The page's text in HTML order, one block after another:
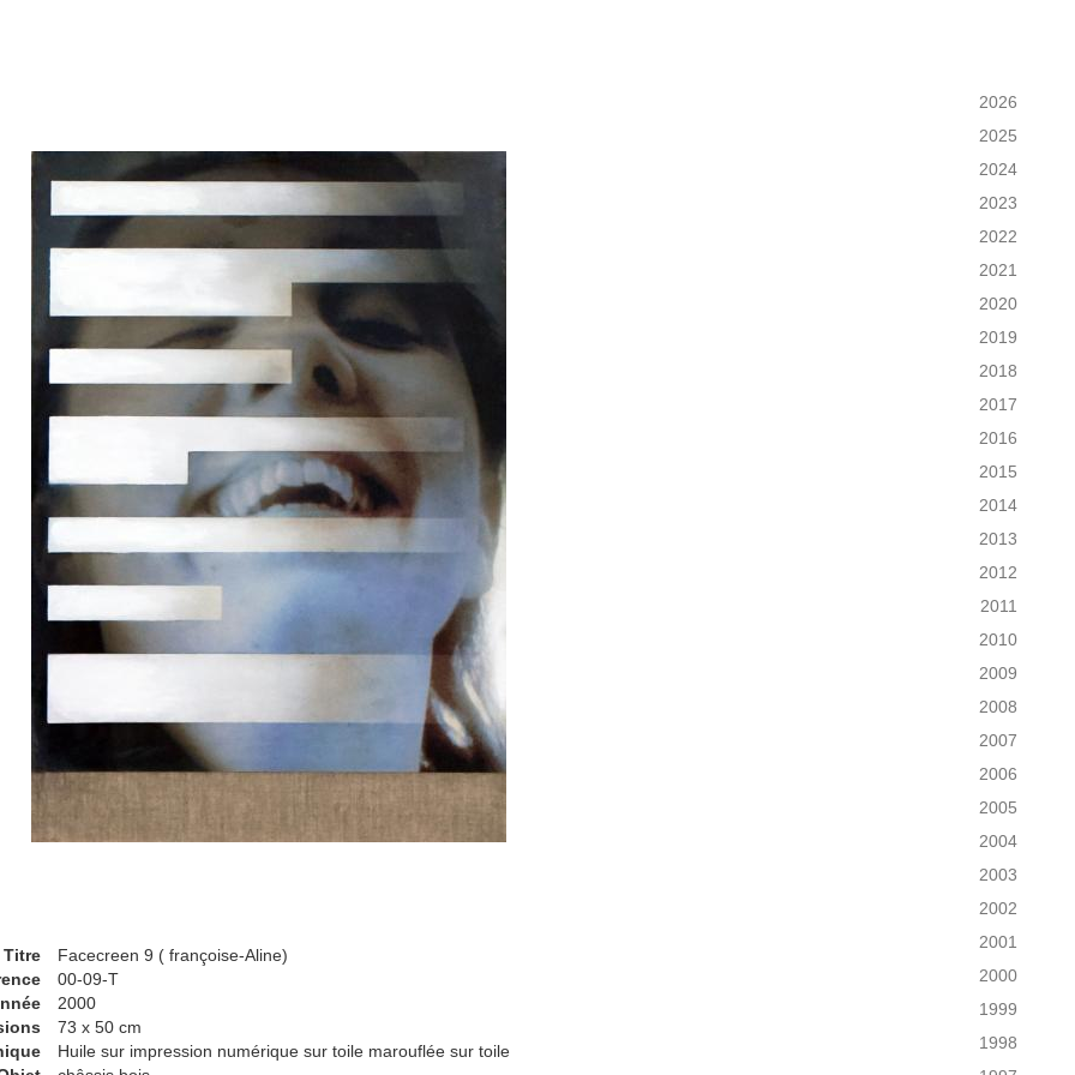
2026
2025
2024
2023
2022
2021
2020
2019
2018
2017
2016
2015
2014
2013
2012
2011
2010
2009
2008
2007
2006
2005
2004
2003
2002
2001
2000
1999
1998
Titre
Facecreen 9 ( françoise-Aline)
00-09-T
2000
73 x 50 cm
Huile sur impression numérique sur toile marouflée sur toile